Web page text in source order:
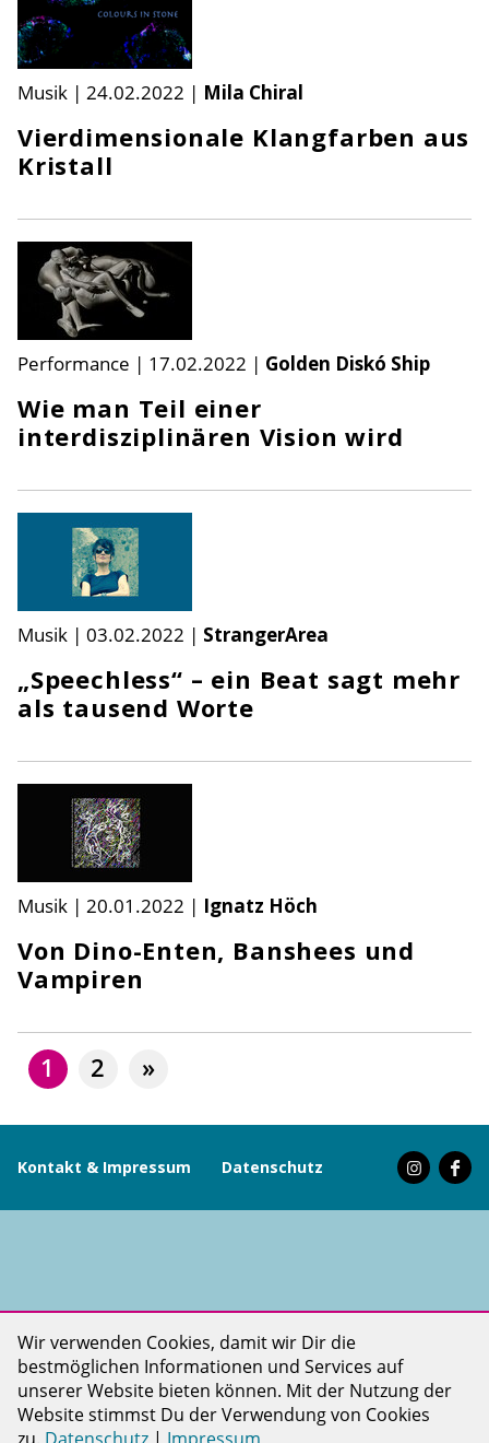
Musik | 24.02.2022 | Mila Chiral
Vierdimensionale Klangfarben aus
Kristall
Performance | 17.02.2022 | Golden Diskó Ship
Wie man Teil einer
interdisziplinären Vision wird
Musik | 03.02.2022 | StrangerArea
„Speechless“ – ein Beat sagt mehr
als tausend Worte
Musik | 20.01.2022 | Ignatz Höch
Von Dino-Enten, Banshees und
Vampiren
1 2 »
Kontakt & Impressum Datenschutz
Wir verwenden Cookies, damit wir Dir die
bestmöglichen Informationen und Services auf
unserer Website bieten können. Mit der Nutzung der
Website stimmst Du der Verwendung von Cookies